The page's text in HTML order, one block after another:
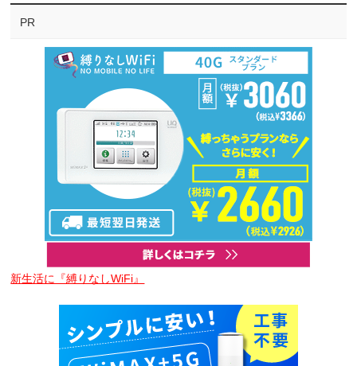
PR
新生活に『縛りなしWiFi』